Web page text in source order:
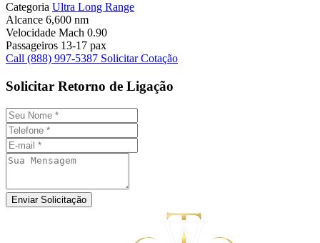
Categoria Ultra Long Range
Alcance 6,600 nm
Velocidade Mach 0.90
Passageiros 13-17 pax
Call (888) 997-5387 Solicitar Cotação
Solicitar Retorno de Ligação
Enviar Solicitação